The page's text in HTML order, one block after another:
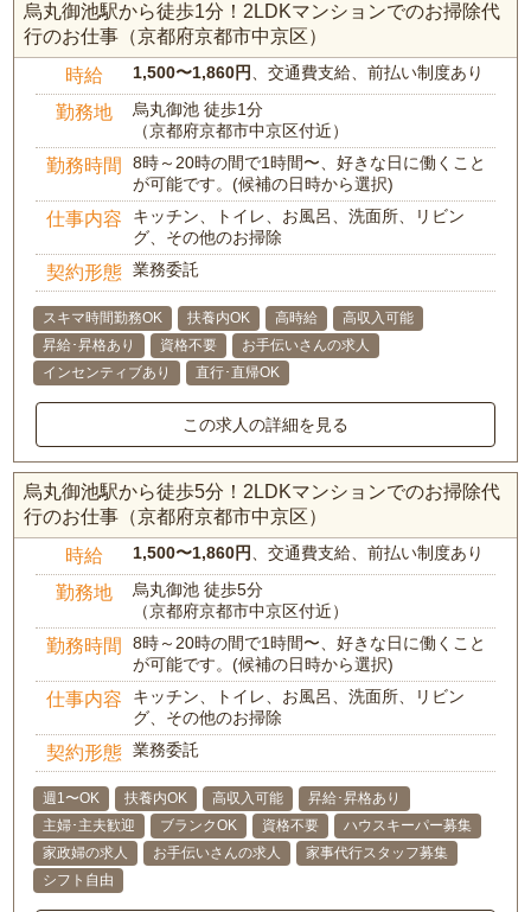
烏丸御池駅から徒歩1分！2LDKマンションでのお掃除代
行のお仕事（京都府京都市中京区）
時給 1,500〜1,860円、交通費支給、前払い制度あり
勤務地
烏丸御池 徒歩1分
（京都府京都市中京区付近）
勤務時間
8時～20時の間で1時間〜、好きな日に働くこと
が可能です。(候補の日時から選択)
仕事内容
キッチン、トイレ、お風呂、洗面所、リビン
グ、その他のお掃除
契約形態 業務委託
スキマ時間勤務OK 扶養内OK 高時給
高収入可能
昇給･昇格あり
資格不要
お手伝いさんの求人
インセンティブあり
直行･直帰OK
この求人の詳細を見る
烏丸御池駅から徒歩5分！2LDKマンションでのお掃除代
行のお仕事（京都府京都市中京区）
時給 1,500〜1,860円、交通費支給、前払い制度あり
勤務地
烏丸御池 徒歩5分
（京都府京都市中京区付近）
勤務時間
8時～20時の間で1時間〜、好きな日に働くこと
が可能です。(候補の日時から選択)
仕事内容
キッチン、トイレ、お風呂、洗面所、リビン
グ、その他のお掃除
契約形態 業務委託
週1〜OK 扶養内OK 高収入可能
昇給･昇格あり
主婦･主夫歓迎
ブランクOK 資格不要
ハウスキーパー募集
家政婦の求人
お手伝いさんの求人
家事代行スタッフ募集
シフト自由